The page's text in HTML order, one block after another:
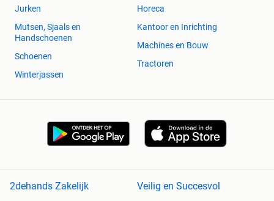
Jurken
Mutsen, Sjaals en
Handschoenen
Schoenen
Winterjassen
Horeca
Kantoor en Inrichting
Machines en Bouw
Tractoren
2dehands Zakelijk
Veilig en Succesvol